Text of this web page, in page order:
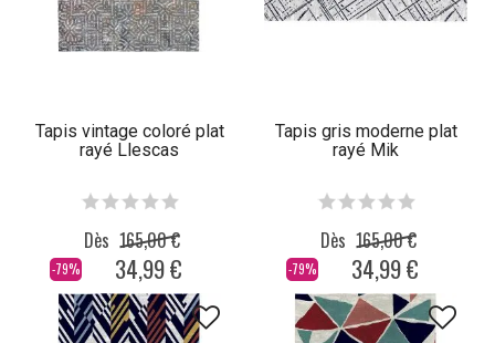
Tapis vintage coloré plat
rayé Llescas
-79%
Dès 165,00 €
34,99 €
Tapis gris moderne plat
rayé Mik
-79%
Dès 165,00 €
34,99 €